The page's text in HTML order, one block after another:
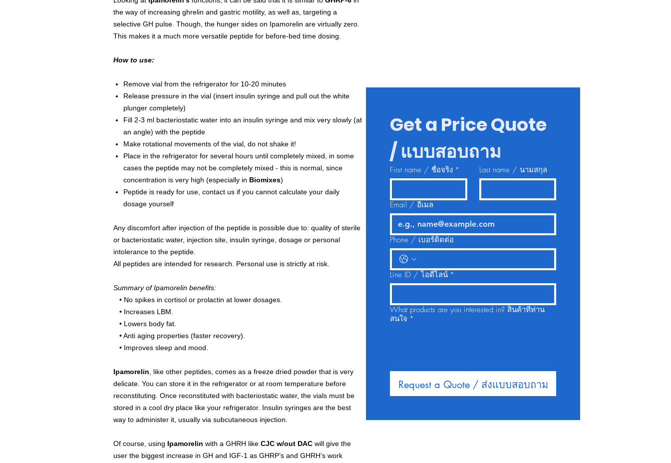
the way of increasing ghrelin and gastric motility, as well as, targeting a
selective GH pulse. Though, the hunger sides on Ipamorelin are virtually zero.
This makes it a much more versatile peptide for before-bed time dosing.
How to use:
Remove vial from the refrigerator for 10-20 minutes
Release pressure in the vial (insert insulin syringe and pull out the white
plunger completely)
Fill 2-3 ml bacteriostatic water into an insulin syringe and mix very slowly (at
an angle) with the peptide
Make rotational movements of the vial, do not shake it!
Place in the refrigerator for several hours until completely mixed, in some
cases the peptide may not be completely mixed - this is normal, since
concentration is very high (especially in Biomixes)
Peptide is ready for use, contact us if you cannot calculate your daily
dosage yourself
Any discomfort after injection of the peptide is possible due to: quality of sterile
or bacteriostatic water, injection site, insulin syringe, dosage or personal
intolerance to the peptide.
All peptides are intended for research. Personal use is strictly at risk.
Summary of Ipamorelin benefits:
• No spikes in cortisol or prolactin at lower dosages.
• Increases LBM.
• Lowers body fat.
• Anti aging properties (faster recovery).
• Improves sleep and mood.
Ipamorelin, like other peptides, comes as a freeze dried powder that is very
delicate. You can store it in the refrigerator or at room temperature before
reconstituting. Once reconstituted with bacteriostatic water, the vials must be
stored in a cool dry place like your refrigerator. Insulin syringes are the best
way to administer it, usually via subcutaneous injection.
Of course, using Ipamorelin with a GHRH like CJC w/out DAC will give the
user the biggest increase in GH and IGF-1 as GHRP’s and GHRH’s work
Get a Price Quote
/ แบบสอบถาม
First name / ชื่อจริง * Last name / นามสกุล
Email / อีเมล
Phone / เบอร์ติดต่อ
Line ID / ไอดีไลน์ *
What products are you interested in? สินค้าที่ท่าน
สนใจ *
Request a Quote / ส่งแบบสอบถาม